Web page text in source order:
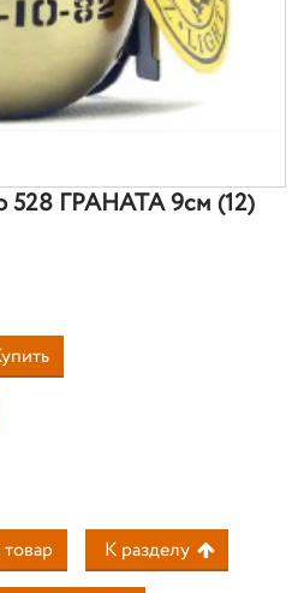
528 ГРАНАТА 9см (12)
К разделу